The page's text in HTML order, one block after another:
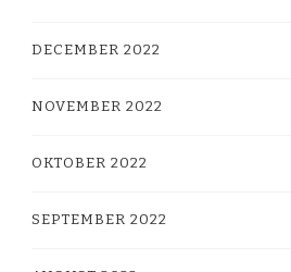
DECEMBER 2022
NOVEMBER 2022
OKTOBER 2022
SEPTEMBER 2022